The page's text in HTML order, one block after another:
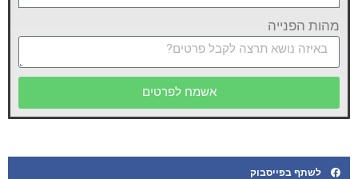
מהות הפנייה
אשמח לפרטים
לשתף בפייסבוק